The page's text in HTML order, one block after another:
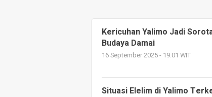
Kericuhan Yalimo Jadi
Budaya Damai
16 September 2025 - 19:01 WIT
Situasi Elelim di Yalimo